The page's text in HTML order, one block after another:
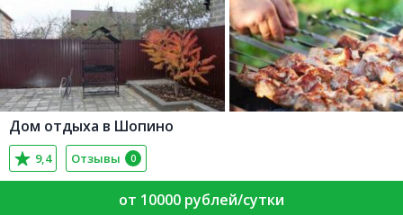
Дом отдыха в Шопино
9,4 Отзывы 0
от 10000 рублей/сутки